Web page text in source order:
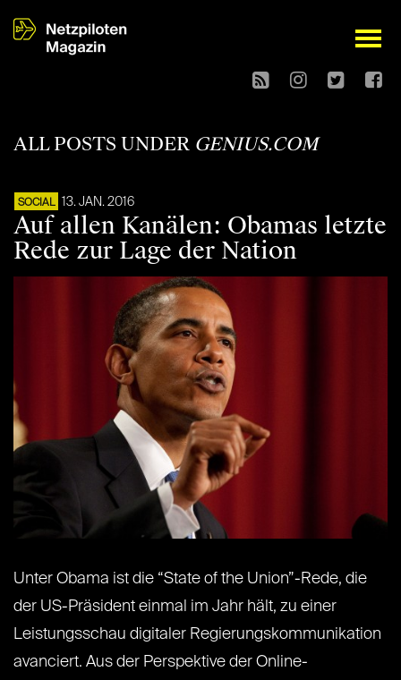
open
ALL POSTS UNDER GENIUS.COM
SOCIAL 13. JAN. 2016
Auf allen Kanälen: Obamas letzte
Rede zur Lage der Nation
Unter Obama ist die “State of the Union”-Rede, die
der US-Präsident einmal im Jahr hält, zu einer
Leistungsschau digitaler Regierungskommunikation
avanciert. Aus der Perspektive der Online-